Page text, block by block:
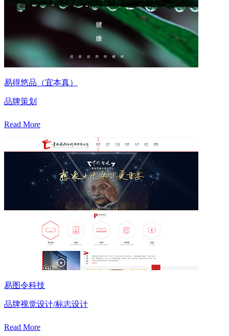
易得悠品（宜本真）
品牌策划
Read More
易图令科技
品牌视觉设计/标志设计
Read More